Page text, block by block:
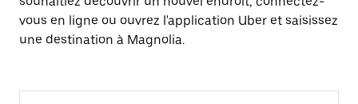
vous en ligne ou ouvrez l'application Uber et saisissez
une destination à Magnolia.